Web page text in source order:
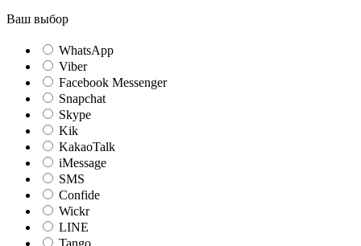
Ваш выбор
WhatsApp
Viber
Facebook Messenger
Snapchat
Skype
Kik
KakaoTalk
iMessage
SMS
Confide
Wickr
LINE
Tango